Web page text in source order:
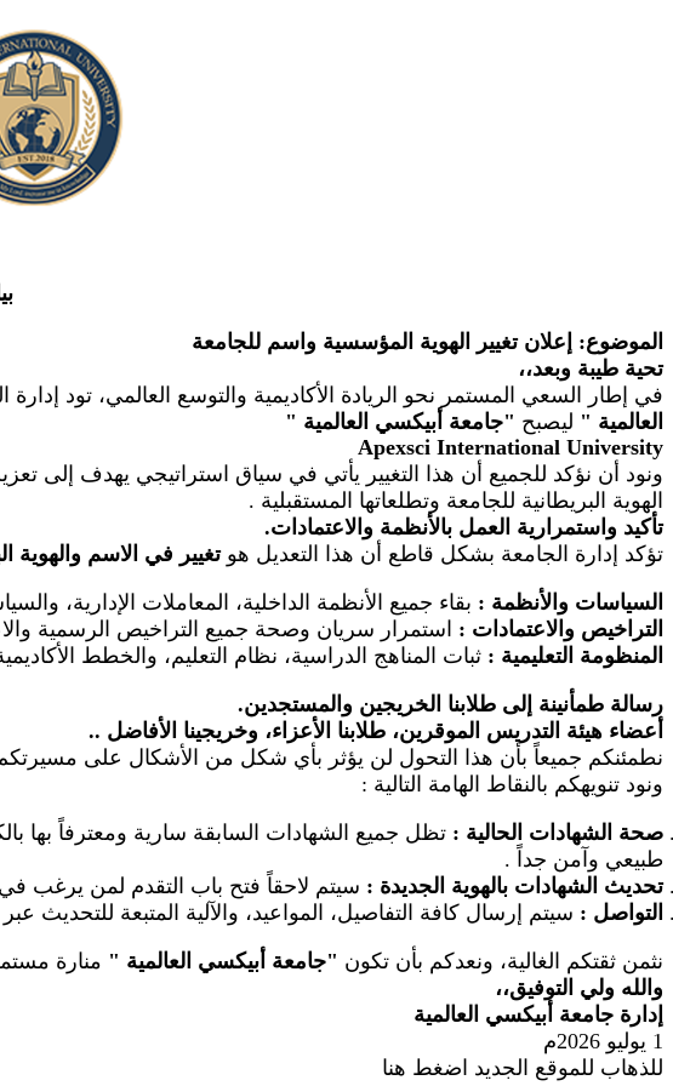
الموضوع: إعلان تغيير الهوية المؤسسية واسم للجامعة
تحية طيبة وبعد،،
في إطار السعي المستمر نحو الريادة الأكاديمية والتوسع العالمي، تود
العالمية " ليصبح "جامعة أبيكسي العالمية "
International University
Apexsci
ونود أن نؤكد للجميع أن هذا التغيير يأتي في سياق استراتيجي يهدف إلى
الهوية البريطانية للجامعة وتطلعاتها المستقبلية .
تأكيد واستمرارية العمل بالأنظمة والاعتمادات.
تؤكد إدارة الجامعة بشكل قاطع أن هذا التعديل هوتغيير في الاسم والهوية
السياسات والأنظمة : بقاء جميع الأنظمة الداخلية، المعاملات الإدارية،
التراخيص والاعتمادات : استمرار سريان وصحة جميع التراخيص الرسمية
المنظومة التعليمية : ثبات المناهج الدراسية، نظام التعليم، والخطط
رسالة طمأنينة إلى طلابنا الخريجين والمستجدين.
أعضاء هيئة التدريس الموقرين، طلابنا الأعزاء، وخريجينا الأفاضل ..
نطمئنكم جميعاً بأن هذا التحول لن يؤثر بأي شكل من الأشكال على مسيرتكم
ونود تنويهكم بالنقاط الهامة التالية :
صحة الشهادات الحالية : تظل جميع الشهادات السابقة سارية ومعترفاً بها
طبيعي وآمن جداً .
تحديث الشهادات بالهوية الجديدة : سيتم لاحقاً فتح باب التقدم لمن يرغب في
التواصل : سيتم إرسال كافة التفاصيل، المواعيد، والآلية المتبعة للتحديث عبر
نثمن ثقتكم الغالية، ونعدكم بأن تكون "جامعة أبيكسي العالمية " منارة
والله ولي التوفيق،،
إدارة جامعة أبيكسي العالمية
1 يوليو 2026م
للذهاب للموقع الجديد اضغط هنا